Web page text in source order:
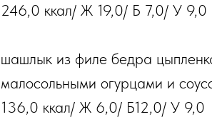
246,0 ккал/ Ж 19,0/ Б 7,0/ У 9,0
шашлык из филе бедра
малосольными огурцами и
136,0 ккал/ Ж 6,0/ Б12,0/ У 9,0